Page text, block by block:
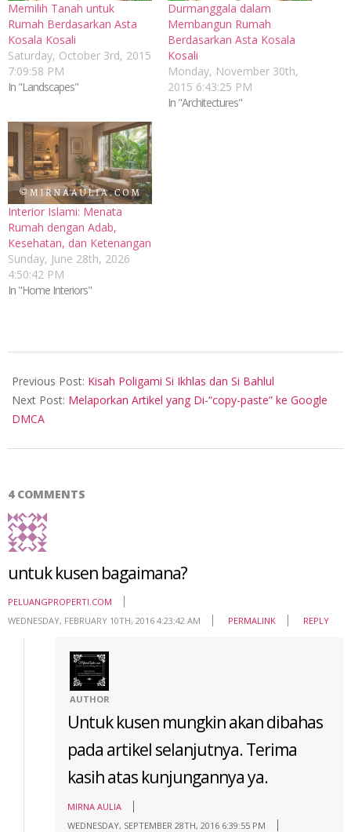
Memilih Tanah untuk
Rumah Berdasarkan Asta
Kosala Kosali
Saturday, October 3rd, 2015
7:09:58 PM
In "Landscapes"
Durmanggala dalam
Membangun Rumah
Berdasarkan Asta Kosala
Kosali
Monday, November 30th,
2015 6:43:25 PM
In "Architectures"
Interior Islami: Menata
Rumah dengan Adab,
Kesehatan, dan Ketenangan
Sunday, June 28th, 2026
4:50:42 PM
In "Home Interiors"
12-
17
Previous Post: Kisah Poligami Si Ikhlas dan Si Bahlul
Next Post: Melaporkan Artikel yang Di-“copy-paste” ke Google
DMCA
4 COMMENTS
untuk kusen bagaimana?
PELUANGPROPERTI.COM
WEDNESDAY, FEBRUARY 10TH, 2016 4:23:42 AM
PERMALINK REPLY
AUTHOR
Untuk kusen mungkin akan dibahas
pada artikel selanjutnya. Terima
kasih atas kunjungannya ya.
MIRNA AULIA
WEDNESDAY, SEPTEMBER 28TH, 2016 6:39:55 PM